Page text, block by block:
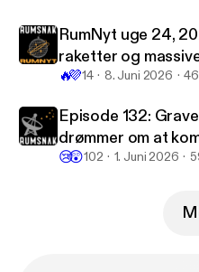
www.rumsnak.dk/lyt-til-
445/episode-122-sadan-
n-nye-astronauter] * NASA har udgivet rapport om
Starliner bemandet
-crewed-flight-test-
præsenterer Dream
erraspace.com/press-
RumNyt uge 24,
raketter og
🔥💜14 8. Juni 2026
Episode 132:
drømmer om at
😢😲102 1. Juni 2026